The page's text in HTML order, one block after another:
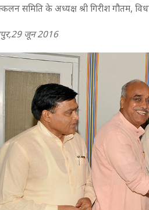
समिति के अध्यक्ष श्री गिरीश गौतम,
जून 2016